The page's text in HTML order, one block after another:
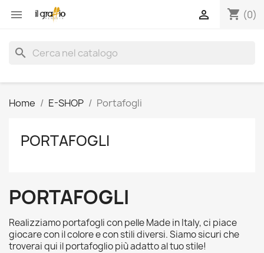
 shopping_cart (0)

search
Home E-SHOP Portafogli
PORTAFOGLI
PORTAFOGLI
Realizziamo portafogli con pelle Made in Italy, ci piace
giocare con il colore e con stili diversi. Siamo sicuri che
troverai qui il portafoglio più adatto al tuo stile!